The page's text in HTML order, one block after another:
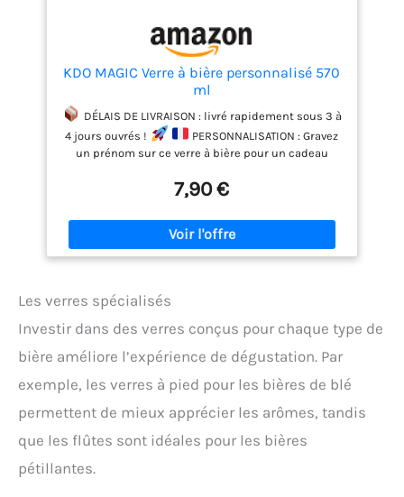
KDO MAGIC Verre à bière personnalisé 570
ml
DÉLAIS DE LIVRAISON : livré rapidement sous 3 à
4 jours ouvrés !
PERSONNALISATION : Gravez
un prénom sur ce verre à bière pour un cadeau
précision, avec une variété de polices et de styles.
notre atelier en France en 24h ! C’est un cadeau
idéal pour faire plaisir à un homme.
Réalisée à l'aide d'un laser professionnel, vous
pas dans le temps. La gravure résiste au lavage du
lave-vaisselle et à une utilisation quotidienne.
DIMENSION : Ce verre mesure 8 cm de diamètre, 16
cm de hauteur et a une contenance de 57 cl.
CADEAU POUR FÊTE DES PÈRES : À l'approche de la
fête des pères, offrez-lui un cadeau qui lui est
nom ou une citation significative, pour une touche
personnelle qui rendra ce cadeau encore plus
spécial. Chaque fois qu'il l’utilisera, il se souviendra
de votre amour et de votre reconnaissance pour
7,90 €
Les verres spécialisés
Investir dans des verres conçus pour chaque type de
bière améliore l’expérience de dégustation. Par
exemple, les verres à pied pour les bières de blé
permettent de mieux apprécier les arômes, tandis
que les flûtes sont idéales pour les bières
pétillantes.